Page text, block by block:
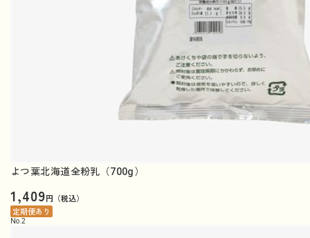
よつ葉北海道全粉乳（700g）
1,409円（税込）
定期便あり
No. 2